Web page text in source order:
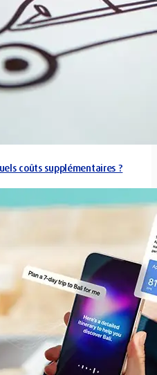
coûts supplémentaires ?